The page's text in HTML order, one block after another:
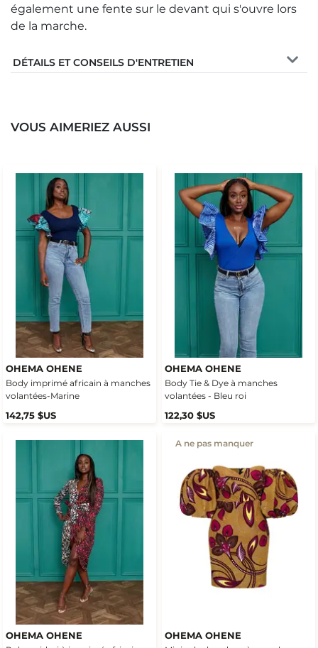
également une fente sur le devant qui s'ouvre lors
de la marche.
DÉTAILS ET CONSEILS D'ENTRETIEN
VOUS AIMERIEZ AUSSI
OHEMA OHENE
Body imprimé africain à manches
volantées-Marine
142,75 $US
OHEMA OHENE
Body Tie & Dye à manches
volantées - Bleu roi
122,30 $US
OHEMA OHENE
A ne pas manquer
OHEMA OHENE